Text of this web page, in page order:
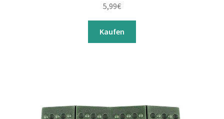
5,99€
Kaufen